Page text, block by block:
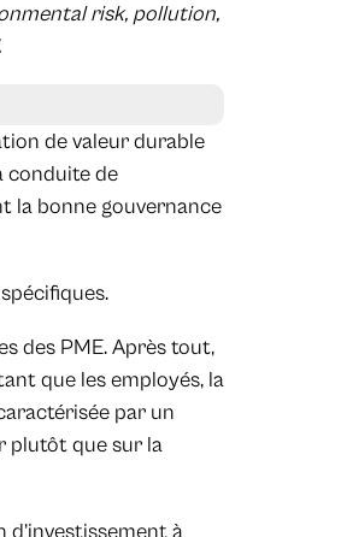
risk, pollution,
de valeur durable
conduite de
la bonne gouvernance
des PME. Après tout,
que les employés, la
par un
plutôt que sur la